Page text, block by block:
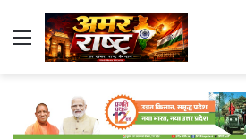
Menu